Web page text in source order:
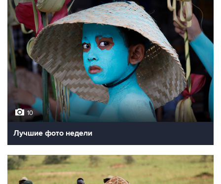
10
Лучшие фото недели